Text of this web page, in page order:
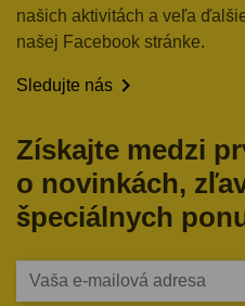
našich aktivitách a veľa
našej Facebook stránke.
Sledujte nás 
Získajte medzi
o novinkách,
špeciálnych